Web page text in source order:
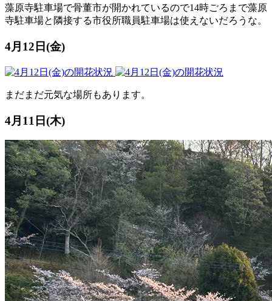
藻原寺駐車場で骨董市が開かれているので14時ごろまで藻原
寺駐車場と隣接する市役所職員駐車場は使えないだろうな。
4月12日(金)
まだまだ元気な場所もあります。
4月11日(木)